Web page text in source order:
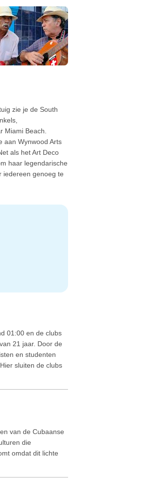
zie je de South
Miami Beach.
aan Wynwood Arts
als het Art Deco
haar legendarische
iedereen genoeg te
01:00 en de clubs
21 jaar. Door de
en studenten
sluiten de clubs
van de Cubaanse
die
omdat dit lichte